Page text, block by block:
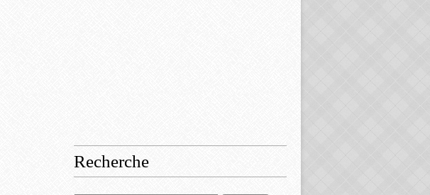
Recherche